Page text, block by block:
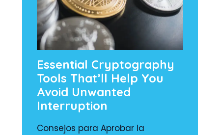
Essential Cryptography
Tools That’ll Help You
Avoid Unwanted
Interruption
Consejos para Aprobar la